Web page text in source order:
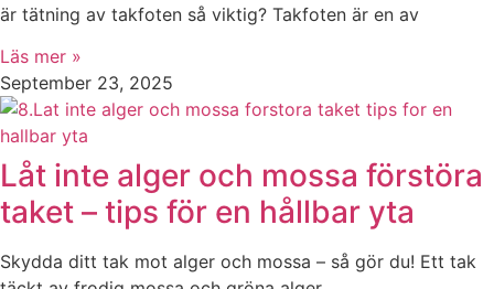
är tätning av takfoten så viktig? Takfoten är en av
Läs mer »
September 23, 2025
Låt inte alger och mossa förstöra
taket – tips för en hållbar yta
Skydda ditt tak mot alger och mossa – så gör du! Ett tak